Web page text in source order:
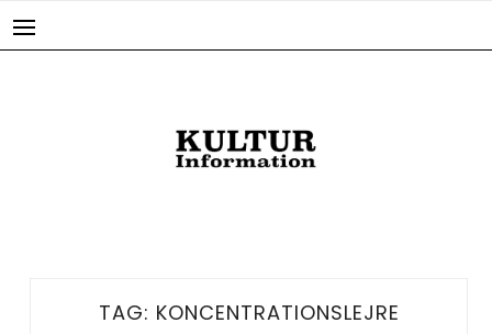
TAG: KONCENTRATIONSLEJRE